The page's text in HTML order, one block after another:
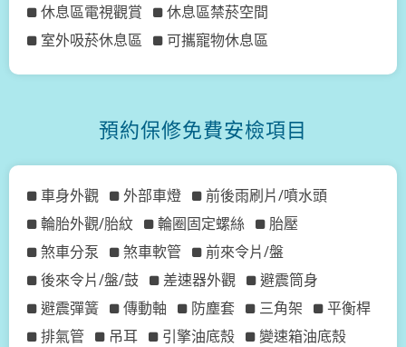
休息區電視觀賞
休息區禁菸空間
室外吸菸休息區
可攜寵物休息區
預約保修免費安檢項目
車身外觀 外部車燈
前後雨刷片/噴水頭
輪胎外觀/胎紋
輪圈固定螺絲
胎壓
煞車分泵
煞車軟管
前來令片/盤
後來令片/盤/鼓
差速器外觀
避震筒身
避震彈簧
傳動軸 防塵套 三角架
平衡桿
排氣管
吊耳 引擎油底殼
變速箱油底殼